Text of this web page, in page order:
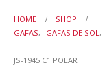
HOME
SHOP
GAFAS, GAFAS DE SOL,
JS-1945 C1 POLAR